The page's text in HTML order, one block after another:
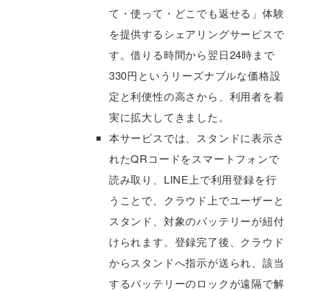
て・使って・どこでも返せる」体験
を提供するシェアリングサービスで
す。借りる時間から翌日24時まで
330円というリーズナブルな価格設
定と利便性の高さから、利用者を着
実に拡大してきました。
本サービスでは、スタンドに表示さ
れたQRコードをスマートフォンで
読み取り、LINE上で利用登録を行
うことで、クラウド上でユーザーと
スタンド、対象のバッテリーが紐付
けられます。登録完了後、クラウド
からスタンドへ指示が送られ、該当
するバッテリーのロックが遠隔で解